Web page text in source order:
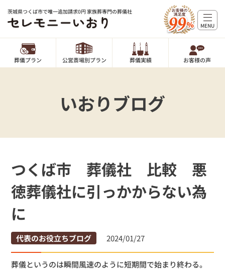
茨城県つくば市で唯一追加請求0円 家族葬専門の葬儀社
葬儀プラン 公営斎場別プラン 葬儀実績 お客様の声
MENU
いおりブログ
つくば市 葬儀社 比較 悪
徳葬儀社に引っかからない為
に
代表のお役立ちブログ 2024/01/27
葬儀というのは瞬間風速のように短期間で始まり終わる。